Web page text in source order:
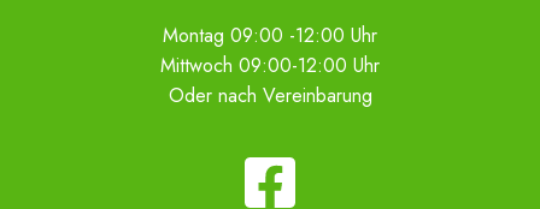
Montag 09:00 -12:00 Uhr
Mittwoch 09:00-12:00 Uhr
Oder nach Vereinbarung